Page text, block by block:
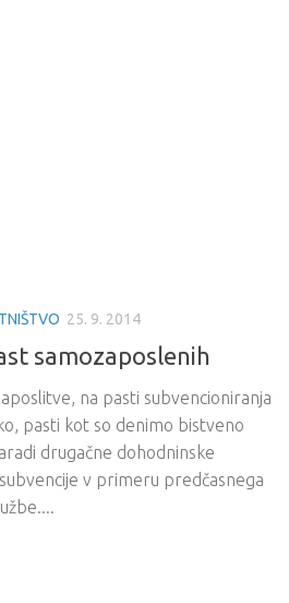
25. 9. 2014
samozaposlenih
na pasti subvencioniranja
pasti kot so denimo bistveno
drugačne dohodninske
v primeru predčasnega